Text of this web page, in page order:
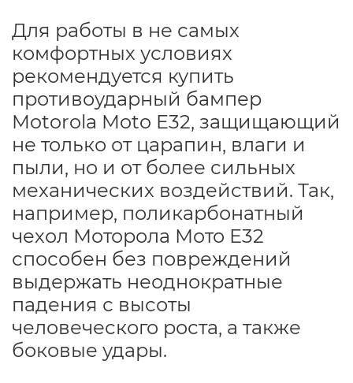
Для работы в не самых
комфортных условиях
рекомендуется купить
противоударный бампер
Motorola Moto E32, защищающий
не только от царапин, влаги и
пыли, но и от более сильных
механических воздействий. Так,
например, поликарбонатный
чехол Моторола Мото Е32
способен без повреждений
выдержать неоднократные
падения с высоты
человеческого роста, а также
боковые удары.